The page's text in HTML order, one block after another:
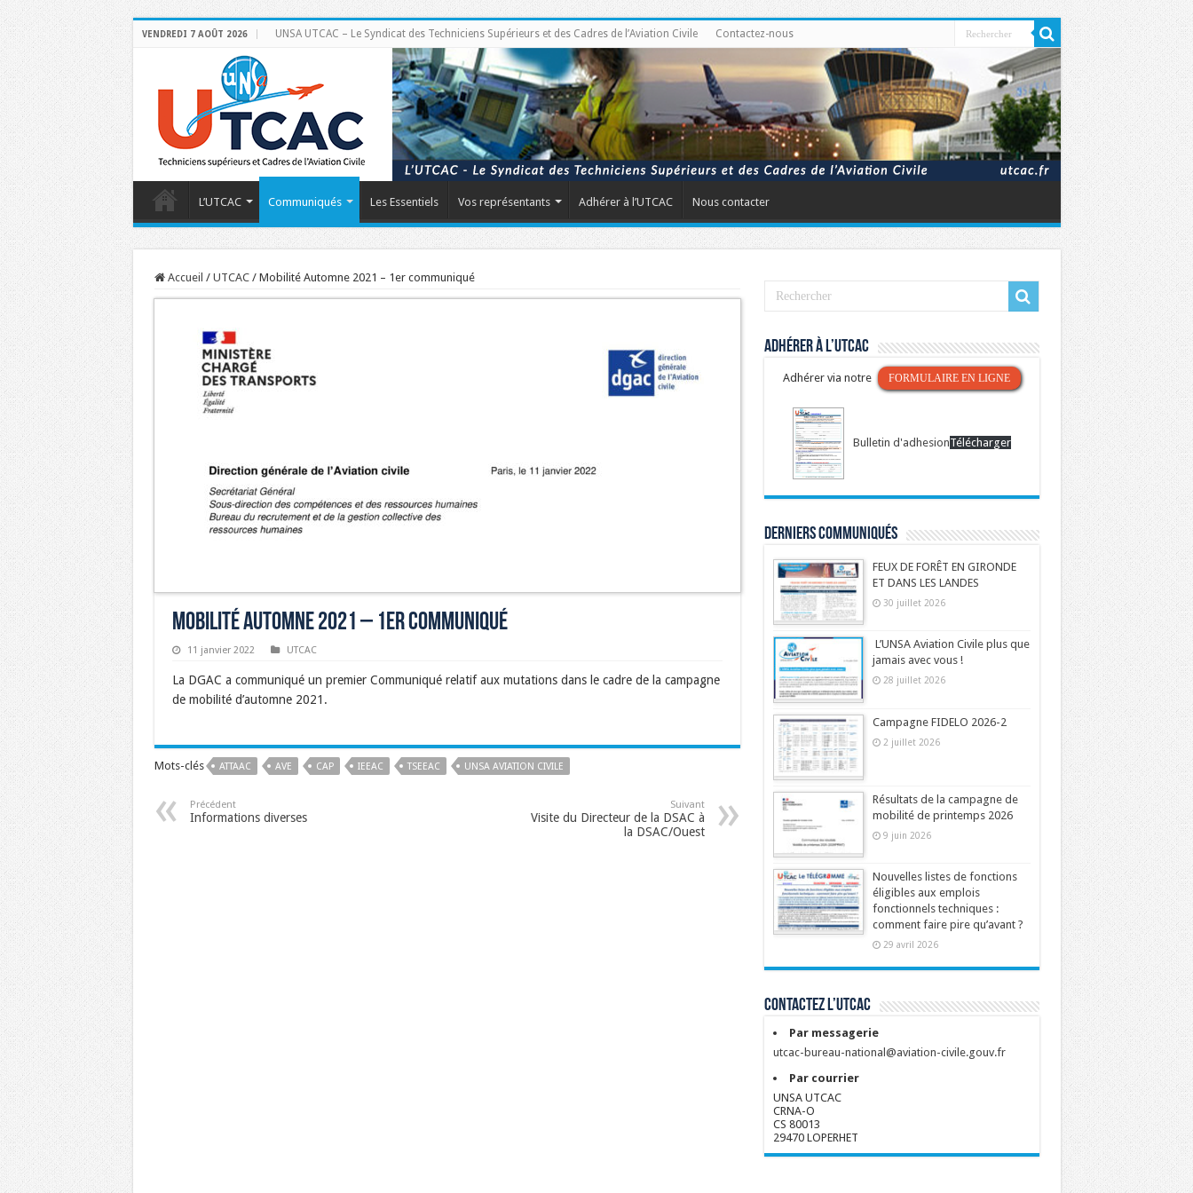
VENDREDI 7 AOÛT 2026 UNSA UTCAC – Le Syndicat des Techniciens Supérieurs et des Cadres de l’Aviation Civile Contactez-nous
L’UTCAC Communiqués Les Essentiels Vos représentants Adhérer à l’UTCAC Nous contacter
Accueil / UTCAC / Mobilité Automne 2021 – 1er communiqué
Mobilité Automne 2021 – 1er communiqué
11 janvier 2022 UTCAC
La DGAC a communiqué un premier Communiqué relatif aux mutations dans le cadre de la campagne
de mobilité d’automne 2021.
Mots-clés ATTAAC AVE CAP IEEAC TSEEAC UNSA AVIATION CIVILE
Précédent
Informations diverses
Suivant
Visite du Directeur de la DSAC à
la DSAC/Ouest
Adhérer à l’UTCAC
Adhérer via notre FORMULAIRE EN LIGNE
Bulletin d'adhesionTélécharger
Derniers communiqués
FEUX DE FORÊT EN GIRONDE
ET DANS LES LANDES
30 juillet 2026
L’UNSA Aviation Civile plus que
jamais avec vous !
28 juillet 2026
Campagne FIDELO 2026-2
2 juillet 2026
Résultats de la campagne de
mobilité de printemps 2026
9 juin 2026
Nouvelles listes de fonctions
éligibles aux emplois
fonctionnels techniques :
comment faire pire qu’avant ?
29 avril 2026
Contactez l’UTCAC
Par messagerie
utcac-bureau-national@aviation-civile.gouv.fr
Par courrier
UNSA UTCAC
CRNA-O
CS 80013
29470 LOPERHET